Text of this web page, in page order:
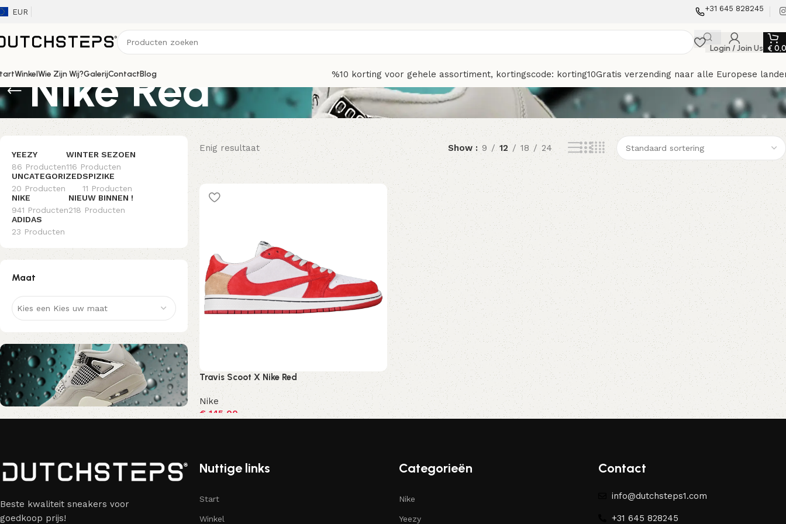
EUR +31 645 828245
Login / Join Us €
WinkelWie Zijn Wij?GalerijContactBlog %10 korting voor gehele assortiment, kortingscode: korting10Gratis verzending naar alle Europese
Nike Red
YEEZY
86 Producten
WINTER SEZOEN
116 Producten
UNCATEGORIZED
20 Producten
SPIZIKE
11 Producten
NIKE
941 Producten
NIEUW BINNEN !
218 Producten
ADIDAS
23 Producten
Maat
Kies een Kies uw maat
Enig resultaat Show 9 12 18 24
Travis Scoot X Nike Red
Nike
€145,00
Beste kwaliteit sneakers voor
goedkoop prijs!
Nuttige links
Start
Winkel
Categorieën
Nike
Yeezy
Contact
info@dutchsteps1.com
+31 645 828245